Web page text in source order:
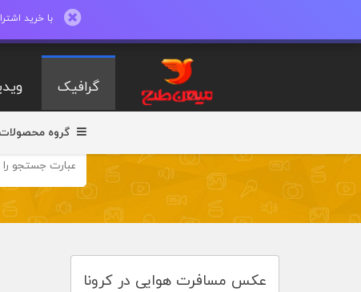
با خرید اشتراک ماهیانه تا 600 طرح لایه
گرافیک
گروه محصولات
عکس مسافرت هوایی در کرونا